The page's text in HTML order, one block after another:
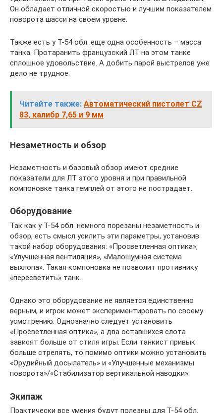
Он обладает отличной скоростью и лучшим показателем
поворота шасси на своем уровне.
Также есть у Т-54 обл. еще одна особенность – масса
танка. Протаранить французский ЛТ на этом танке
сплошное удовольствие. А добить парой выстрелов уже
дело не трудное.
Читайте также: Автоматический пистолет CZ
83, калибр 7,65 и 9 мм
Незаметность и обзор
Незаметность и базовый обзор имеют средние
показатели для ЛТ этого уровня и при правильной
компоновке танка гемплей от этого не пострадает.
Оборудование
Так как у Т-54 обл. немного порезаны незаметность и
обзор, есть смысл усилить эти параметры, установив
такой набор оборудования: «Просветленная оптика»,
«Улучшенная вентиляция», «Малошумная система
выхлопа». Такая компоновка не позволит противнику
«пересветить» танк.
Однако это оборудование не является единственно
верным, и игрок может экспериментировать по своему
усмотрению. Однозначно следует установить
«Просветленная оптика», а два оставшихся слота
зависят больше от стиля игры. Если танкист привык
больше стрелять, то помимо оптики можно установить
«Орудийный досылатель» и «Улучшенные механизмы
поворота»/«Стабилизатор вертикальной наводки».
Экипаж
Практически все умения будут полезны для Т-54 обл.